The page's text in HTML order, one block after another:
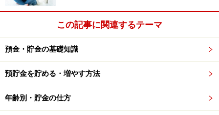
※記事内容は執筆時点のものです。最新の内容をご確認くださ
商品や投資行動を推奨するものではありません。
掲載情報の正確性・完全性については十分に配慮しております
が、その内容を保証するものではなく、これに基づく損失・損害
などについて当社は一切の責任を負いません。
最新の情報や詳細については、必ず各金融機関やサービス提供者
の公式情報をご確認ください。
この記事に関連するテーマ
預金・貯金の基礎知識
預貯金を貯める・増やす方法
年齢別・貯金の仕方